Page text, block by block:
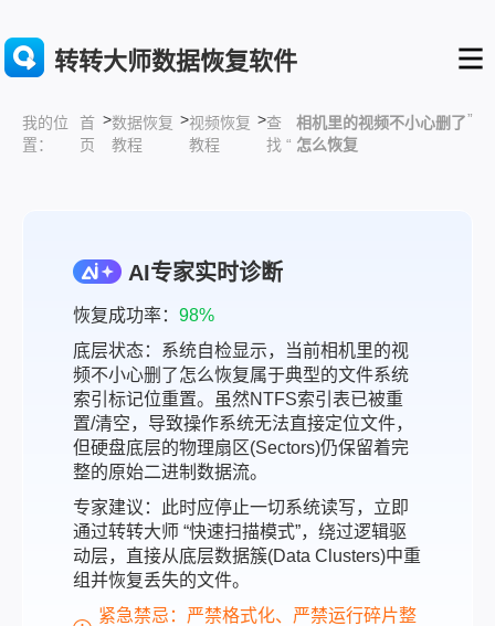
转转大师数据恢复软件
我的位
置：
首
页
>数据恢复
教程
>视频恢复
教程
>查
找 “
相机里的视频不小心删了
怎么恢复
”
AI专家实时诊断
恢复成功率： 98%
底层状态：系统自检显示，当前相机里的视
频不小心删了怎么恢复属于典型的文件系统
索引标记位重置。虽然NTFS索引表已被重
置/清空，导致操作系统无法直接定位文件，
但硬盘底层的物理扇区(Sectors)仍保留着完
整的原始二进制数据流。
专家建议：此时应停止一切系统读写，立即
通过转转大师 “快速扫描模式”，绕过逻辑驱
动层，直接从底层数据簇(Data Clusters)中重
组并恢复丢失的文件。
紧急禁忌：严禁格式化、严禁运行碎片整